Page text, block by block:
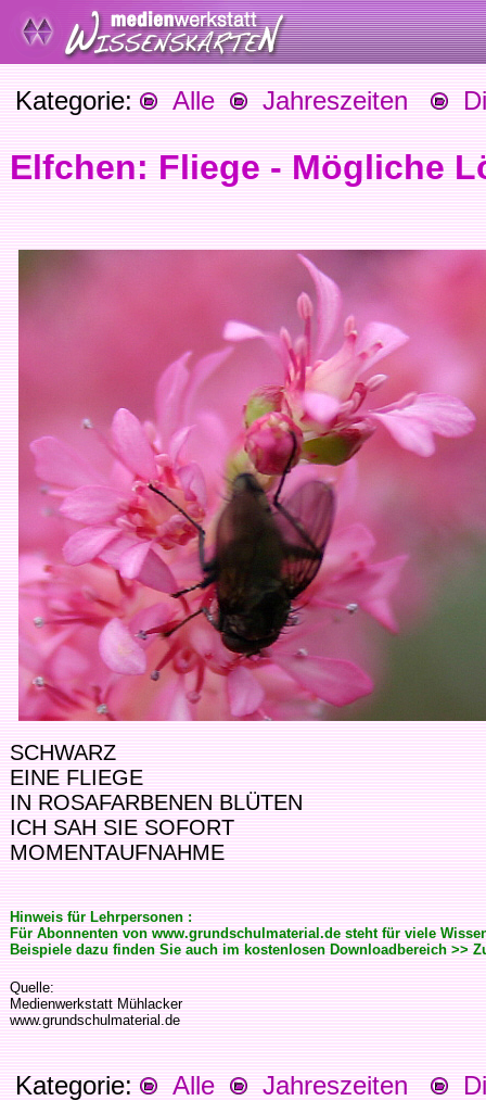
Kategorie: Alle Jahreszeiten
Elfchen: Fliege - Mögliche
SCHWARZ
EINE FLIEGE
IN ROSAFARBENEN BLÜTEN
ICH SAH SIE SOFORT
MOMENTAUFNAHME
Hinweis für Lehrpersonen :
Für Abonnenten von www.grundschulmaterial.de steht für viele
Beispiele dazu finden Sie auch im kostenlosen Downloadbereich >>
Quelle:
Medienwerkstatt Mühlacker
www.grundschulmaterial.de
Kategorie: Alle Jahreszeiten